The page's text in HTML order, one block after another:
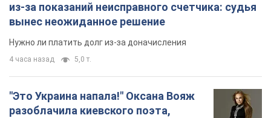
из-за показаний неисправного счетчика: судья
вынес неожиданное решение
Нужно ли платить долг из-за доначисления
4 часа назад 5,0 т.
"Это Украина напала!" Оксана Вояж
разоблачила киевского поэта,